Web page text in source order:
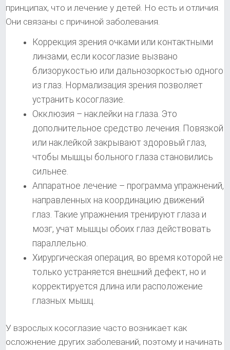
принципах, что и лечение у детей. Но есть и отличия.
Они связаны с причиной заболевания.
Коррекция зрения очками или контактными
линзами, если косоглазие вызвано
близорукостью или дальнозоркостью одного
из глаз. Нормализация зрения позволяет
устранить косоглазие.
Окклюзия – наклейки на глаза. Это
дополнительное средство лечения. Повязкой
или наклейкой закрывают здоровый глаз,
чтобы мышцы больного глаза становились
сильнее.
Аппаратное лечение – программа упражнений,
направленных на координацию движений
глаз. Такие упражнения тренируют глаза и
мозг, учат мышцы обоих глаз действовать
параллельно.
Хирургическая операция, во время которой не
только устраняется внешний дефект, но и
корректируется длина или расположение
глазных мышц.
У взрослых косоглазие часто возникает как
осложнение других заболеваний, поэтому и начинать